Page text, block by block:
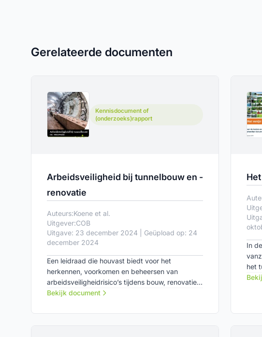
Gerelateerde documenten
Kennisdocument of
(onderzoeks)rapport
Arbeidsveiligheid bij tunnelbouw en -
renovatie
Auteurs:Koene et al.
Uitgever:COB
Uitgave: 23 december 2024 | Geüpload op: 24
december 2024
Een leidraad die houvast biedt voor het
herkennen, voorkomen en beheersen van
arbeidsveiligheidrisico’s tijdens bouw, renovatie
en onderhoud van tunnels.
Bekijk document
In
het
zin)